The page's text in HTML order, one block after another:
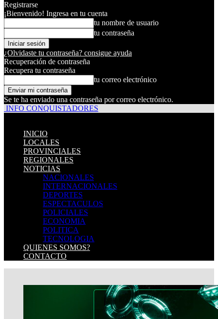
Registrarse
¡Bienvenido! Ingresa en tu cuenta
tu nombre de usuario
tu contraseña
¿Olvidaste tu contraseña? consigue ayuda
Recuperación de contraseña
Recupera tu contraseña
tu correo electrónico
Se te ha enviado una contraseña por correo electrónico.
INFO CONQUISTADORES
INICIO
LOCALES
PROVINCIALES
REGIONALES
NOTICIAS
NACIONALES
INTERNACIONALES
DEPORTES
ESPECTACULOS
POLICIALES
ECONOMIA
POLITICA
TECNOLOGIA
QUIENES SOMOS?
CONTACTO